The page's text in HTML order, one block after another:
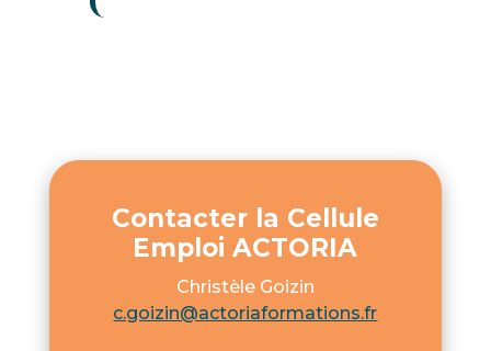
Contacter la Cellule
Emploi ACTORIA
Christèle Goizin
c.goizin@actoriaformations.fr